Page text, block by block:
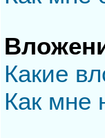
Какие
Как мне